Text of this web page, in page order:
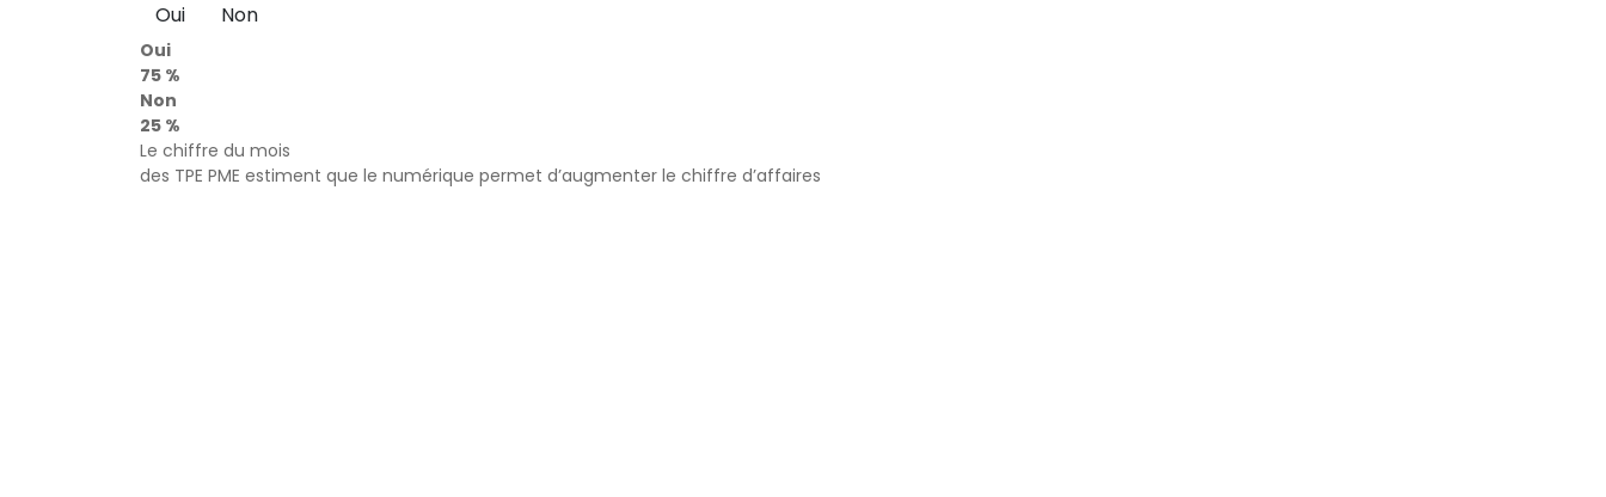
Oui Non
Oui
75 %
Non
25 %
Le chiffre du mois
des TPE PME estiment que le numérique permet d’augmenter le chiffre d’affaires